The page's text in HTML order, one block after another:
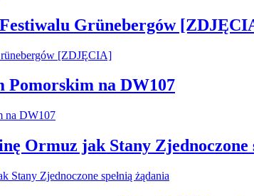
Grünebergów
na DW107
Ormuz jak Stany Zjednoczone